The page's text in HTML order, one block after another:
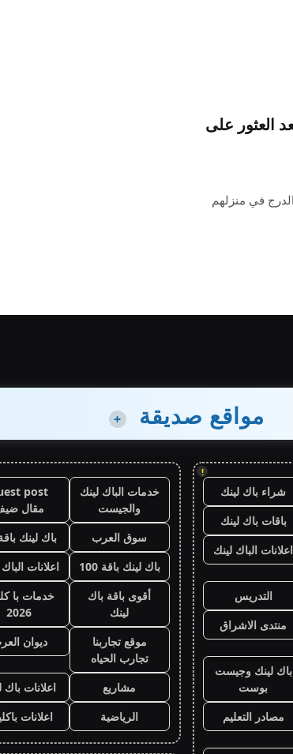
العثور على
في منزلهم
مواقع صديقة +
!
شراء باك لينك
باقات باك لينك
اعلانات الباك لينك
التدريس
منتدى الاشراق
باك لينك وجيست
بوست
مصادر التعليم
خدمات الباك لينك
والجيست
post
مقال
سوق العرب
باك لينك باقة
باك لينك باقة 100
اعلانات
أقوى باقة باك
لينك
خدمات با
2026
موقع تجاربنا
تجارب الحياه
ديوان
مشاريع
اعلانات باك
الرياضية
اعلانات